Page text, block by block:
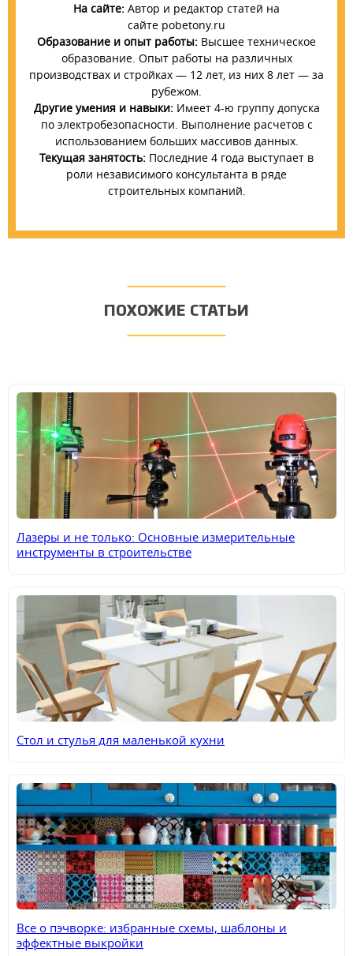
На сайте: Автор и редактор статей на
сайте pobetony.ru
Образование и опыт работы: Высшее техническое
образование. Опыт работы на различных
производствах и стройках — 12 лет, из них 8 лет — за
рубежом.
Другие умения и навыки:Имеет 4-ю группу допуска
по электробезопасности. Выполнение расчетов с
использованием больших массивов данных.
Текущая занятость: Последние 4 года выступает в
роли независимого консультанта в ряде
строительных компаний.
ПОХОЖИЕ СТАТЬИ
Лазеры и не только: Основные измерительные
инструменты в строительстве
Cтол и стулья для маленькой кухни
Все о пэчворке: избранные схемы, шаблоны и
эффектные выкройки